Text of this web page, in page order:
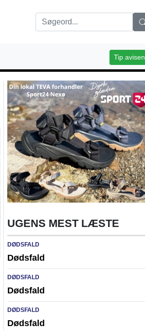
Tip avisen
UGENS MEST LÆSTE
DØDSFALD
Dødsfald
DØDSFALD
Dødsfald
DØDSFALD
Dødsfald